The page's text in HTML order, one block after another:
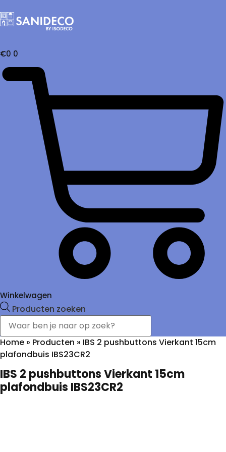
€0 0
Winkelwagen
Producten zoeken
Home » Producten » IBS 2 pushbuttons Vierkant 15cm
plafondbuis IBS23CR2
IBS 2 pushbuttons Vierkant 15cm
plafondbuis IBS23CR2